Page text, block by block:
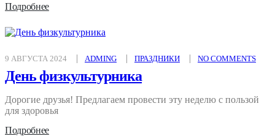
Подробнее
9 АВГУСТА 2024 ADMING ПРАЗДНИКИ NO COMMENTS
День физкультурника
Дорогие друзья! Предлагаем провести эту неделю с пользой
для здоровья
Подробнее